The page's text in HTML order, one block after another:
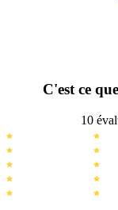
C'est ce
10